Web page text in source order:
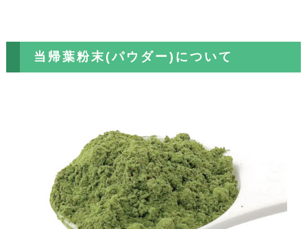
当帰葉粉末(パウダー)について